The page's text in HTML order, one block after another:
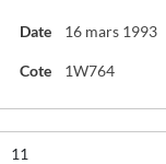
Date 16 mars 1993
Cote 1W764
Résultat n°
11